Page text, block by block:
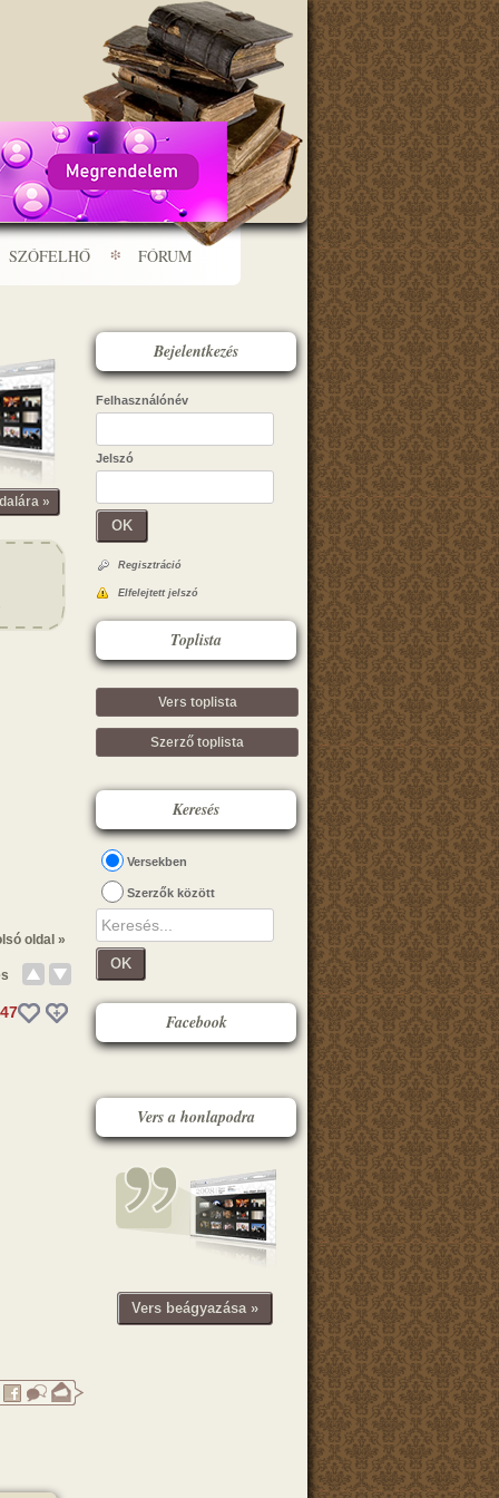
SZÓFELHŐ FÓRUM
»
oldal »
Bejelentkezés
Felhasználónév
Jelszó
OK
Regisztráció
Elfelejtett jelszó
Toplista
Vers toplista
Szerző toplista
Keresés
Versekben
Szerzők között
OK
Facebook
Vers a honlapodra
Vers beágyazása »